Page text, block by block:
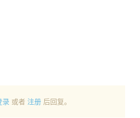
录 或者 注册 后回复。